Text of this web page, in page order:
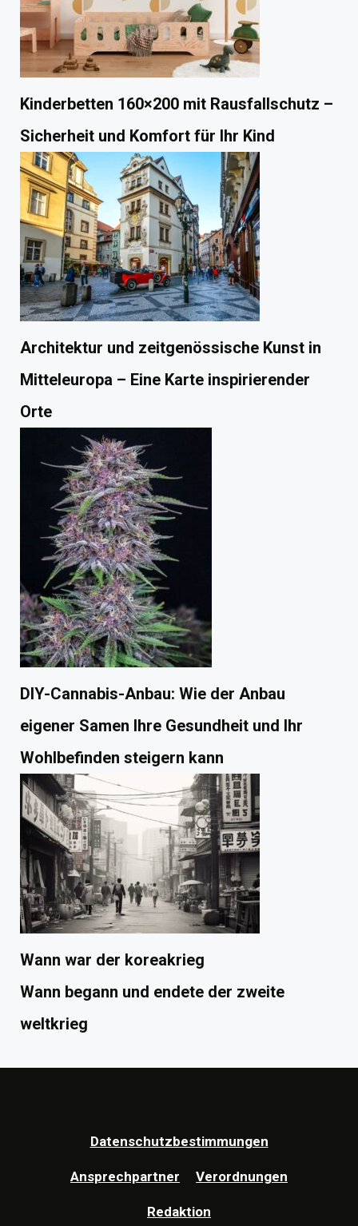
Kinderbetten 160×200 mit Rausfallschutz –
Sicherheit und Komfort für Ihr Kind
Architektur und zeitgenössische Kunst in
Mitteleuropa – Eine Karte inspirierender
Orte
DIY-Cannabis-Anbau: Wie der Anbau
eigener Samen Ihre Gesundheit und Ihr
Wohlbefinden steigern kann
Wann war der koreakrieg
Wann begann und endete der zweite
weltkrieg
Datenschutzbestimmungen
Ansprechpartner Verordnungen
Redaktion